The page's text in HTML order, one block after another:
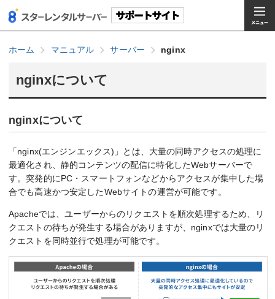
ホーム マニュアル サーバー nginx
nginxについて
nginxについて
「nginx(エンジンエックス)」とは、大量の同時アクセスの処理に
最適化され、静的コンテンツの配信に特化したWebサーバーで
す。突発的にPC・スマートフォンなどからアクセスが集中した場
合でも高速かつ安定したWebサイトの運営が可能です。
Apacheでは、ユーザーからのリクエストを順次処理するため、リ
クエストの待ちが発生する場合がありますが、nginxでは大量のリ
クエストを同時並行で処理が可能です。